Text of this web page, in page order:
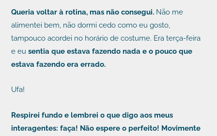
Queria voltar à rotina, mas não consegui.Não me
alimentei bem, não dormi cedo como eu gosto,
tampouco acordei no horário de costume. Era terça-feira
e eu sentia que estava fazendo nada e o pouco que
estava fazendo era errado.
Ufa!
Respirei fundo e lembrei o que digo aos meus
interagentes: faça! Não espere o perfeito! Movimente